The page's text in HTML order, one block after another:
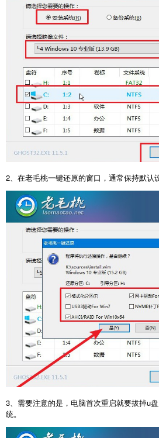
2、在老毛桃一键还原的窗口，通常保持默认
3、需要注意的是，电脑首次重启就要拔掉u
统。